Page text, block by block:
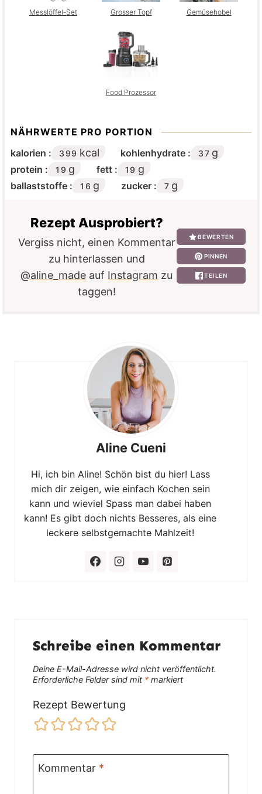
Messlöffel-Set Grosser Topf Gemüsehobel
Food Prozessor
NÄHRWERTE PRO PORTION
kalorien :
399 kcal kohlenhydrate : 37 g
protein : 19 g fett : 19 g
ballaststoffe : 16 g zucker : 7 g
Rezept Ausprobiert?
Vergiss nicht, einen Kommentar
zu hinterlassen und
@aline_made auf Instagram zu
taggen!
BEWERTEN
PINNEN
TEILEN
Aline Cueni
Hi, ich bin Aline! Schön bist du hier! Lass
mich dir zeigen, wie einfach Kochen sein
kann und wieviel Spass man dabei haben
kann! Es gibt doch nichts Besseres, als eine
leckere selbstgemachte Mahlzeit!
Schreibe einen Kommentar
Deine E-Mail-Adresse wird nicht veröffentlicht.
Erforderliche Felder sind mit * markiert
Rezept Bewertung
Kommentar *